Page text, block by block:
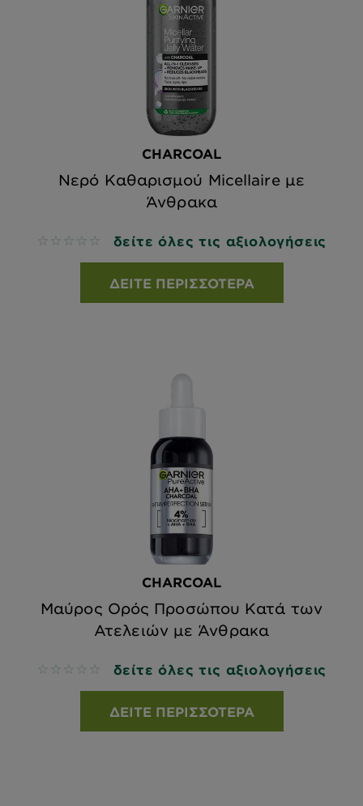
CHARCOAL
Νερό Καθαρισμού Micellaire με
Άνθρακα
No reviews δείτε όλες τις αξιολογήσεις
ΔΕΊΤΕ ΠΕΡΙΣΣΌΤΕΡΑ
CHARCOAL
Μαύρος Ορός Προσώπου Κατά των
Ατελειών με Άνθρακα
No reviews δείτε όλες τις αξιολογήσεις
ΔΕΊΤΕ ΠΕΡΙΣΣΌΤΕΡΑ